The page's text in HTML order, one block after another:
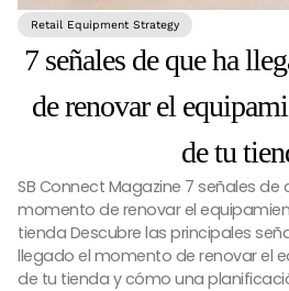
Retail Equipment Strategy
7 señales de que ha
de renovar el
de tu
SB Connect Magazine 7 señales de
momento de renovar el
tienda Descubre las principales
llegado el momento de renovar el
de tu tienda y cómo una